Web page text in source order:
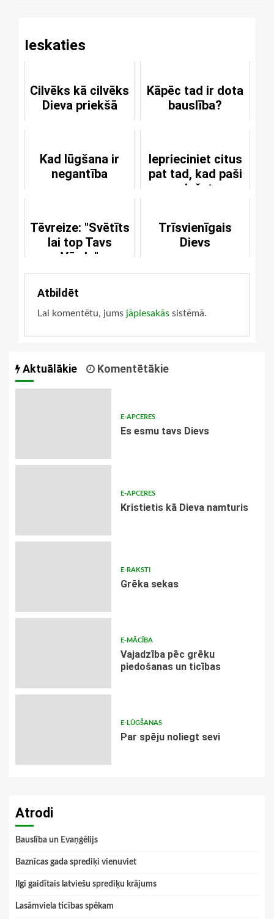
Ieskaties
Cilvēks kā cilvēks
Dieva priekšā
Kāpēc tad ir dota
bauslība?
Kad lūgšana ir
negantība
Ieprieciniet citus
pat tad, kad paši
ciešat
Tēvreize: "Svētīts
lai top Tavs
Vārds"
Trīsvienīgais
Dievs
Atbildēt
Lai komentētu, jums jāpiesakās sistēmā.
Aktuālākie Komentētākie
E-APCERES
Es esmu tavs Dievs
E-APCERES
Kristietis kā Dieva namturis
E-RAKSTI
Grēka sekas
E-MĀCĪBA
Vajadzība pēc grēku
piedošanas un ticības
E-LŪGŠANAS
Par spēju noliegt sevi
Atrodi
Bauslība un Evaņģēlijs
Baznīcas gada sprediķi vienuviet
Ilgi gaidītais latviešu sprediķu krājums
Lasāmviela ticības spēkam